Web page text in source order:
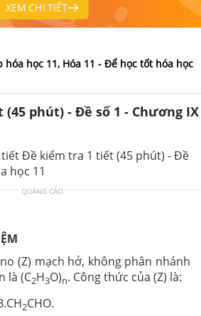
XEM CHI TIẾT
hóa học 11, Hóa 11 - Để học tốt hóa học
phút) - Đề số 1 - Chương IX
Đề kiểm tra 1 tiết (45 phút) - Đề
học 11
QUẢNG CÁO
(Z) mạch hở, không phân nhánh
là (C2H3O)n. Công thức của (Z) là:
2CHO.